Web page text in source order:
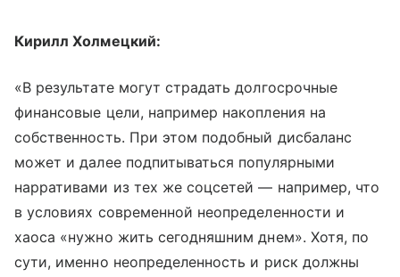
Кирилл Холмецкий:
«В результате могут страдать долгосрочные
финансовые цели, например накопления на
собственность. При этом подобный дисбаланс
может и далее подпитываться популярными
нарративами из тех же соцсетей — например, что
в условиях современной неопределенности и
хаоса «нужно жить сегодняшним днем». Хотя, по
сути, именно неопределенность и риск должны